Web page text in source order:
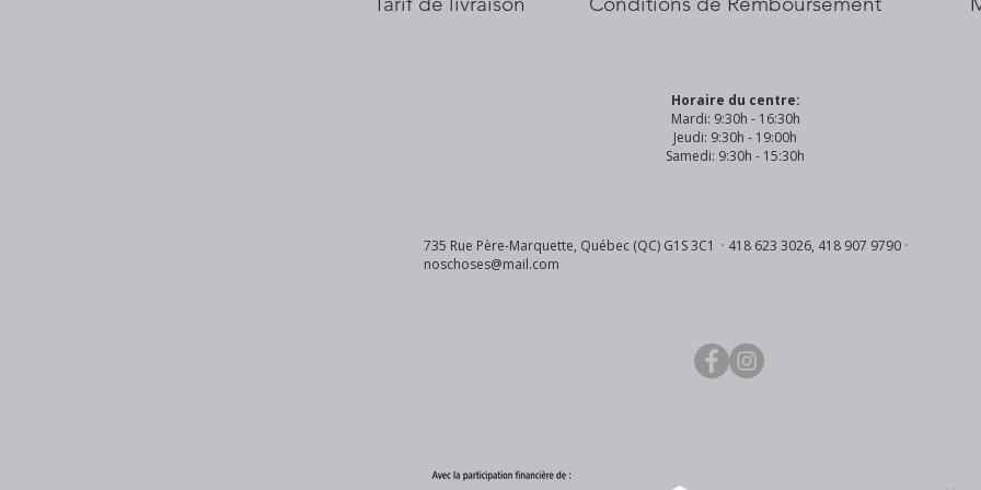
Horaire du centre:
Mardi: 9:30h - 16:30h
Jeudi: 9:30h - 19:00h
Samedi: 9:30h - 15:30h
735 Rue Père-Marquette, Québec (QC) G1S 3C1 · 418 623 3026, 418 907 9790 ·
noschoses@mail.com